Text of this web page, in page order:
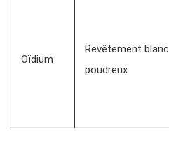
Oïdium
Revêtement blanc
poudreux